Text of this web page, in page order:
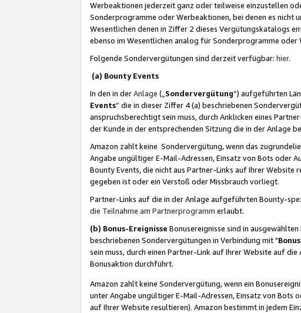
Werbeaktionen jederzeit ganz oder teilweise einzustellen
Sonderprogramme oder Werbeaktionen, bei denen es
Wesentlichen denen in Ziffer 2 dieses Vergütungskatalogs
ebenso im Wesentlichen analog für Sonderprogramme oder
Folgende Sondervergütungen sind derzeit verfügbar: hier.
(a) Bounty Events
In den in derAnlage („ Sondervergütung“) aufgeführten
Events“ die in dieser Ziffer 4 (a) beschriebenen
anspruchsberechtigt sein muss, durch Anklicken eines
der Kunde in der entsprechenden Sitzung die in der Anlage
Amazon zahlt keine Sondervergütung, wenn das
Angabe ungültiger E-Mail-Adressen, Einsatz von Bots oder
Bounty Events, die nicht aus Partner-Links auf Ihrer
gegeben ist oder ein Verstoß oder Missbrauch vorliegt.
Partner-Links auf die in der Anlage aufgeführten Bounty-
die Teilnahme am Partnerprogramm erlaubt.
(b) Bonus-Ereignisse Bonusereignisse sind in
beschriebenen Sondervergütungen in Verbindung mit "
sein muss, durch einen Partner-Link auf Ihrer Website auf
Bonusaktion durchführt.
Amazon zahlt keine Sondervergütung, wenn ein
unter Angabe ungültiger E-Mail-Adressen, Einsatz von Bots
auf Ihrer Website resultieren). Amazon bestimmt in jedem